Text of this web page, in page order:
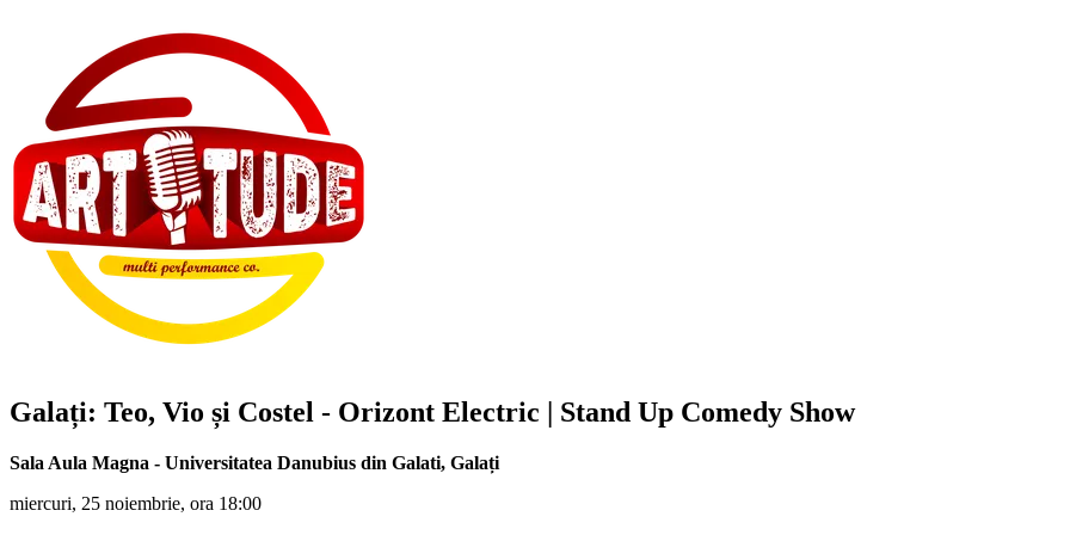
Galați: Teo, Vio și Costel - Orizont Electric | Stand Up Comedy Show
Sala Aula Magna - Universitatea Danubius din Galati, Galați
miercuri, 25 noiembrie, ora 18:00